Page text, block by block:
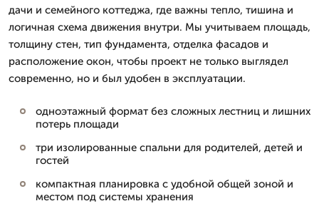
дачи и семейного коттеджа, где важны тепло, тишина и
логичная схема движения внутри. Мы учитываем площадь,
толщину стен, тип фундамента, отделка фасадов и
расположение окон, чтобы проект не только выглядел
современно, но и был удобен в эксплуатации.
одноэтажный формат без сложных лестниц и лишних
потерь площади
три изолированные спальни для родителей, детей и
гостей
компактная планировка с удобной общей зоной и
местом под системы хранения